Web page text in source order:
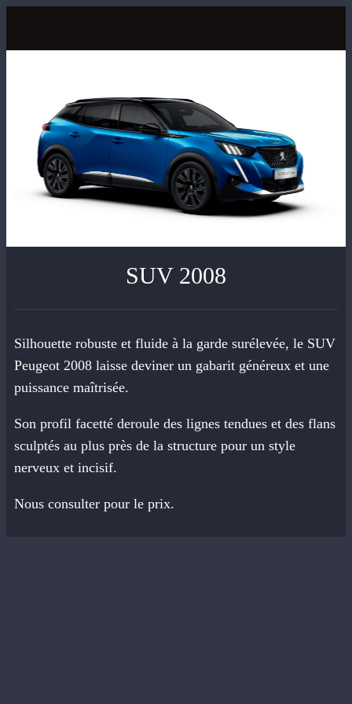
SUV 2008
Silhouette robuste et fluide à la garde surélevée, le SUV
Peugeot 2008 laisse deviner un gabarit généreux et une
puissance maîtrisée.
Son profil facetté deroule des lignes tendues et des flans
sculptés au plus près de la structure pour un style
nerveux et incisif.
Nous consulter pour le prix.